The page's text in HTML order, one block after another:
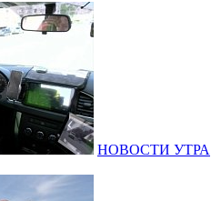
НОВОСТИ УТРА